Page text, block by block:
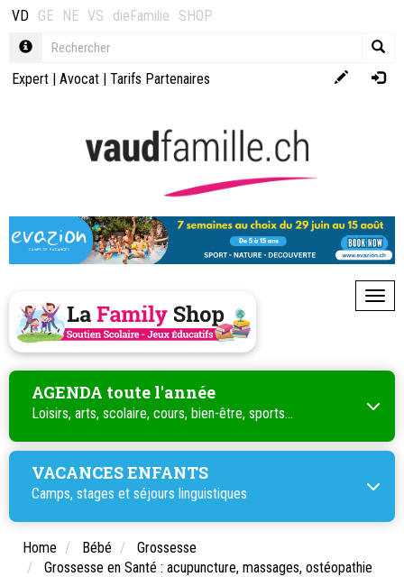
VD GE NE VS dieFamilie SHOP
Expert | Avocat | Tarifs Partenaires
AGENDA toute l'année
Loisirs, arts, scolaire, cours, bien-être, sports...
VACANCES ENFANTS
Camps, stages et séjours linguistiques
Home Bébé
Grossesse
Grossesse en Santé : acupuncture, massages, ostéopathie